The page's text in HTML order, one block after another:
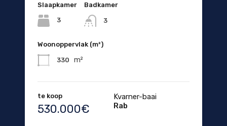
Slaapkamer
3
Badkamer
3
Woonoppervlak (m²)
330 m²
te koop
530.000€
Kvarner-baai
Rab